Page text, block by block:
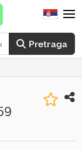
Pretraga